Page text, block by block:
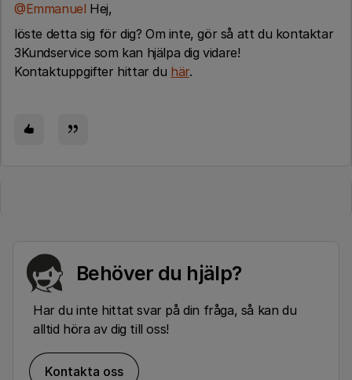
@Emmanuel Hej,
löste detta sig för dig? Om inte, gör så att du kontaktar
3Kundservice som kan hjälpa dig vidare!
Kontaktuppgifter hittar du här.
Behöver du hjälp?
Har du inte hittat svar på din fråga, så kan du
alltid höra av dig till oss!
Kontakta oss